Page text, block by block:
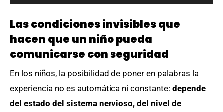
de
audio
Las condiciones invisibles que
hacen que un niño pueda
comunicarse con seguridad
En los niños, la posibilidad de poner en palabras la
experiencia no es automática ni constante: depende
del estado del sistema nervioso, del nivel de